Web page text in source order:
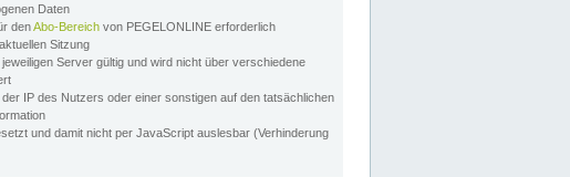
Daten
denAbo-Bereich von PEGELONLINE erforderlich
Sitzung
Server gültig und wird nicht über verschiedene
IP des Nutzers oder einer sonstigen auf den tatsächlichen
und damit nicht per JavaScript auslesbar (Verhinderung